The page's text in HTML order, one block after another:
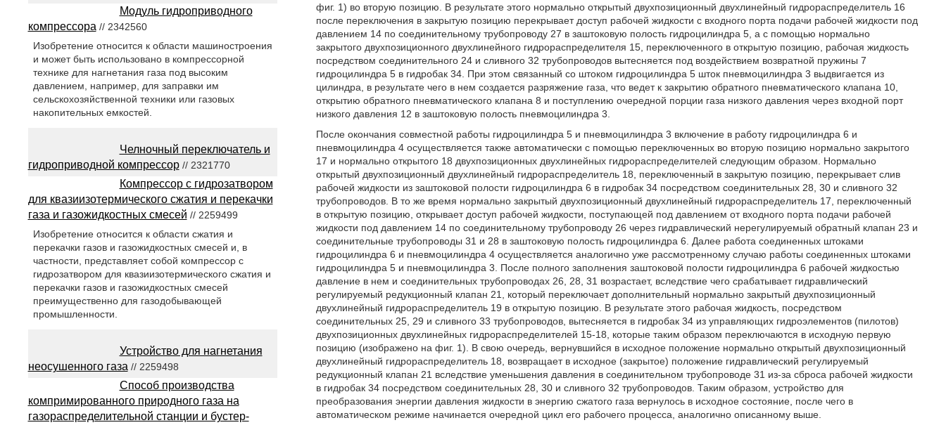
фиг. 1) во вторую позицию. В результате этого нормально открытый двухпозиционный двухлинейный гидрораспределитель 16
после переключения в закрытую позицию перекрывает доступ рабочей жидкости с входного порта подачи рабочей жидкости под
давлением 14 по соединительному трубопроводу 27 в заштоковую полость гидроцилиндра 5, а с помощью нормально
закрытого двухпозиционного двухлинейного гидрораспределителя 15, переключенного в открытую позицию, рабочая жидкость
посредством соединительного 24 и сливного 32 трубопроводов вытесняется под воздействием возвратной пружины 7
гидроцилиндра 5 в гидробак 34. При этом связанный со штоком гидроцилиндра 5 шток пневмоцилиндра 3 выдвигается из
цилиндра, в результате чего в нем создается разряжение газа, что ведет к закрытию обратного пневматического клапана 10,
открытию обратного пневматического клапана 8 и поступлению очередной порции газа низкого давления через входной порт
низкого давления 12 в заштоковую полость пневмоцилиндра 3.
После окончания совместной работы гидроцилиндра 5 и пневмоцилиндра 3 включение в работу гидроцилиндра 6 и
пневмоцилиндра 4 осуществляется также автоматически с помощью переключенных во вторую позицию нормально закрытого
17 и нормально открытого 18 двухпозиционных двухлинейных гидрораспределителей следующим образом. Нормально
открытый двухпозиционный двухлинейный гидрораспределитель 18, переключенный в закрытую позицию, перекрывает слив
рабочей жидкости из заштоковой полости гидроцилиндра 6 в гидробак 34 посредством соединительных 28, 30 и сливного 32
трубопроводов. В то же время нормально закрытый двухпозиционный двухлинейный гидрораспределитель 17, переключенный
в открытую позицию, открывает доступ рабочей жидкости, поступающей под давлением от входного порта подачи рабочей
жидкости под давлением 14 по соединительному трубопроводу 26 через гидравлический нерегулируемый обратный клапан 23 и
соединительные трубопроводы 31 и 28 в заштоковую полость гидроцилиндра 6. Далее работа соединенных штоками
гидроцилиндра 6 и пневмоцилиндра 4 осуществляется аналогично уже рассмотренному случаю работы соединенных штоками
гидроцилиндра 5 и пневмоцилиндра 3. После полного заполнения заштоковой полости гидроцилиндра 6 рабочей жидкостью
давление в нем и соединительных трубопроводах 26, 28, 31 возрастает, вследствие чего срабатывает гидравлический
регулируемый редукционный клапан 21, который переключает дополнительный нормально закрытый двухпозиционный
двухлинейный гидрораспределитель 19 в открытую позицию. В результате этого рабочая жидкость, посредством
соединительных 25, 29 и сливного 33 трубопроводов, вытесняется в гидробак 34 из управляющих гидроэлементов (пилотов)
двухпозиционных двухлинейных гидрораспределителей 15-18, которые таким образом переключаются в исходную первую
позицию (изображено на фиг. 1). В свою очередь, вернувшийся в исходное положение нормально открытый двухпозиционный
двухлинейный гидрораспределитель 18, возвращает в исходное (закрытое) положение гидравлический регулируемый
редукционный клапан 21 вследствие уменьшения давления в соединительном трубопроводе 31 из-за сброса рабочей жидкости
в гидробак 34 посредством соединительных 28, 30 и сливного 32 трубопроводов. Таким образом, устройство для
преобразования энергии давления жидкости в энергию сжатого газа вернулось в исходное состояние, после чего в
автоматическом режиме начинается очередной цикл его рабочего процесса, аналогично описанному выше.
Модуль гидроприводного
компрессора // 2342560
Изобретение относится к области машиностроения
и может быть использовано в компрессорной
технике для нагнетания газа под высоким
давлением, например, для заправки им
сельскохозяйственной техники или газовых
накопительных емкостей.
Челночный переключатель и
гидроприводной компрессор// 2321770
Компрессор с гидрозатвором
для квазиизотермического сжатия и перекачки
газа и газожидкостных смесей // 2259499
Изобретение относится к области сжатия и
перекачки газов и газожидкостных смесей и, в
частности, представляет собой компрессор с
гидрозатвором для квазиизотермического сжатия и
перекачки газов и газожидкостных смесей
преимущественно для газодобывающей
промышленности.
Устройство для нагнетания
неосушенного газа// 2259498
Способ производства
компримированного природного газа на
газораспределительной станции и бустер-